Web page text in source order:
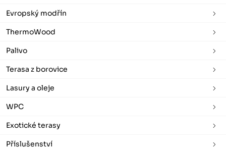
Evropský modřín
ThermoWood
Palivo
Terasa z borovice
Lasury a oleje
WPC
Exotické terasy
Příslušenství